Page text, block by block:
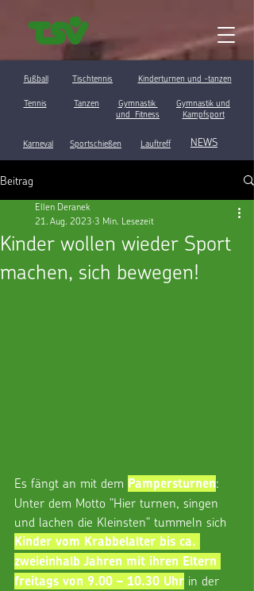
Fußball Tischtennis Kinderturnen und -tanzen
Tennis Tanzen
Gymnastik
und Fitness
Gymnastik und
Kampfsport
Karneval Sportschießen Lauftreff NEWS
Beitrag
Kinder wollen wieder Sport
machen, sich bewegen!
Ellen Deranek
21. Aug. 2023 3 Min. Lesezeit
Es fängt an mit dem Pampersturnen:
Unter dem Motto "Hier turnen, singen
und lachen die Kleinsten" tummeln sich
Kinder vom Krabbelalter bis ca.
zweieinhalb Jahren mit ihren Eltern
freitags von 9.00 – 10.30 Uhr in der